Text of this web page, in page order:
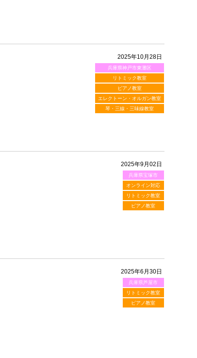
2025年10月28日
兵庫県神戸市東灘区
リトミック教室
ピアノ教室
エレクトーン・オルガン教室
琴・三線・三味線教室
2025年9月02日
兵庫県宝塚市
オンライン対応
リトミック教室
ピアノ教室
2025年6月30日
兵庫県芦屋市
リトミック教室
ピアノ教室